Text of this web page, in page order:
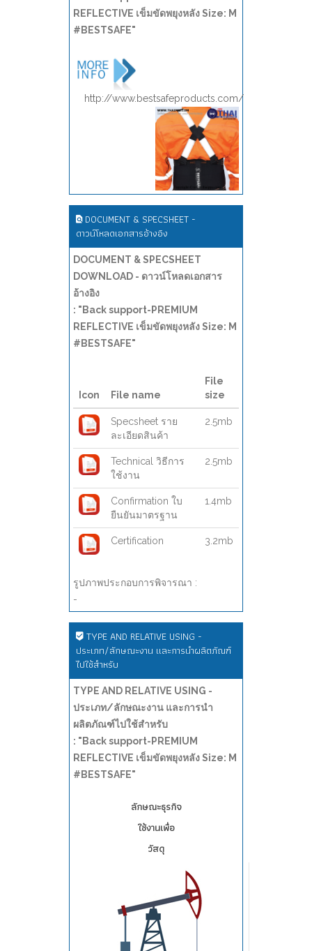
REFLECTIVE เข็มขัดพยุงหลัง Size: M
#BESTSAFE"
http://www.bestsafeproducts.com/
DOCUMENT & SPECSHEET -
ดาวน์โหลดเอกสารอ้างอิง
DOCUMENT & SPECSHEET
DOWNLOAD - ดาวน์โหลดเอกสาร
อ้างอิง
: "Back support-PREMIUM
REFLECTIVE เข็มขัดพยุงหลัง Size: M
#BESTSAFE"
Icon File name
File
size
Specsheet ราย
ละเอียดสินค้า
2.5mb
Technical วิธีการ
ใช้งาน
2.5mb
Confirmation ใบ
ยืนยันมาตรฐาน
1.4mb
Certification 3.2mb
รูปภาพประกอบการพิจารณา :
-
TYPE AND RELATIVE USING -
ประเภท/ลักษณะงาน และการนำผลิตภัณฑ์
ไปใช้สำหรับ
TYPE AND RELATIVE USING -
ประเภท/ลักษณะงาน และการนำ
ผลิตภัณฑ์ไปใช้สำหรับ
: "Back support-PREMIUM
REFLECTIVE เข็มขัดพยุงหลัง Size: M
#BESTSAFE"
ลักษณะธุรกิจ
ใช้งานเพื่อ
วัสดุ